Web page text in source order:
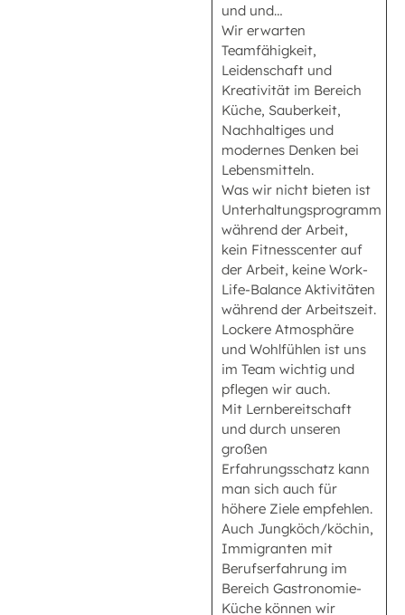
und und…
Wir erwarten
Teamfähigkeit,
Leidenschaft und
Kreativität im Bereich
Küche, Sauberkeit,
Nachhaltiges und
modernes Denken bei
Lebensmitteln.
Was wir nicht bieten ist
Unterhaltungsprogramm
während der Arbeit,
kein Fitnesscenter auf
der Arbeit, keine Work-
Life-Balance Aktivitäten
während der Arbeitszeit.
Lockere Atmosphäre
und Wohlfühlen ist uns
im Team wichtig und
pflegen wir auch.
Mit Lernbereitschaft
und durch unseren
großen
Erfahrungsschatz kann
man sich auch für
höhere Ziele empfehlen.
Auch Jungköch/köchin,
Immigranten mit
Berufserfahrung im
Bereich Gastronomie-
Küche können wir